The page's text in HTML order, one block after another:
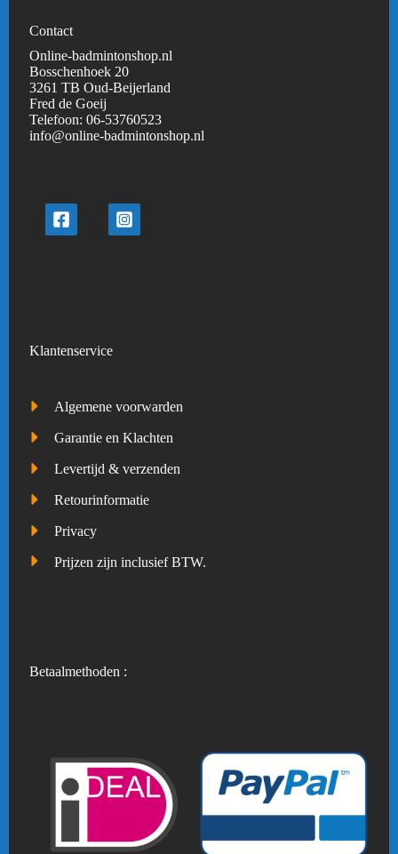
Contact
Online-badmintonshop.nl
Bosschenhoek 20
3261 TB Oud-Beijerland
Fred de Goeij
Telefoon:06-53760523
info@online-badmintonshop.nl
Klantenservice
Algemene voorwarden
Garantie en Klachten
Levertijd & verzenden
Retourinformatie
Privacy
Prijzen zijn inclusief BTW.
Betaalmethoden :